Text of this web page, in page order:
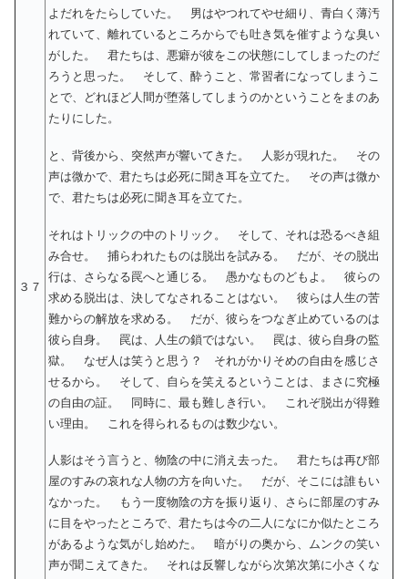
３７
よだれをたらしていた。 男はやつれてやせ細り、青白く薄汚
れていて、離れているところからでも吐き気を催すような臭い
がした。 君たちは、悪癖が彼をこの状態にしてしまったのだ
ろうと思った。 そして、酔うこと、常習者になってしまうこ
とで、どれほど人間が堕落してしまうのかということをまのあ
たりにした。
と、背後から、突然声が響いてきた。 人影が現れた。 その
声は微かで、君たちは必死に聞き耳を立てた。 その声は微か
で、君たちは必死に聞き耳を立てた。
それはトリックの中のトリック。 そして、それは恐るべき組
み合せ。 捕らわれたものは脱出を試みる。 だが、その脱出
行は、さらなる罠へと通じる。 愚かなものどもよ。 彼らの
求める脱出は、決してなされることはない。 彼らは人生の苦
難からの解放を求める。 だが、彼らをつなぎ止めているのは
彼ら自身。 罠は、人生の鎖ではない。 罠は、彼ら自身の監
獄。 なぜ人は笑うと思う？ それがかりそめの自由を感じさ
せるから。 そして、自らを笑えるということは、まさに究極
の自由の証。 同時に、最も難しき行い。 これぞ脱出が得難
い理由。 これを得られるものは数少ない。
人影はそう言うと、物陰の中に消え去った。 君たちは再び部
屋のすみの哀れな人物の方を向いた。 だが、そこには誰もい
なかった。 もう一度物陰の方を振り返り、さらに部屋のすみ
に目をやったところで、君たちは今の二人になにか似たところ
があるような気がし始めた。 暗がりの奥から、ムンクの笑い
声が聞こえてきた。 それは反響しながら次第次第に小さくな